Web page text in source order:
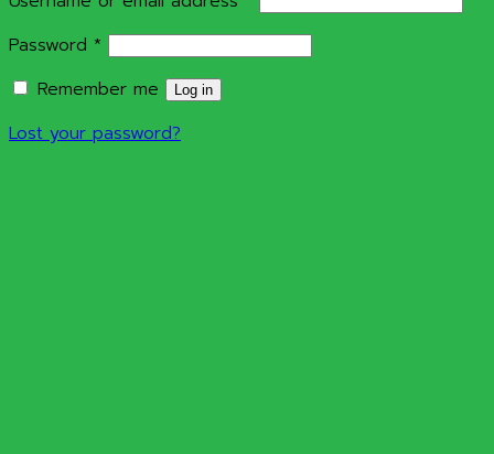
Password * Required
Remember me
Log in
Lost your password?